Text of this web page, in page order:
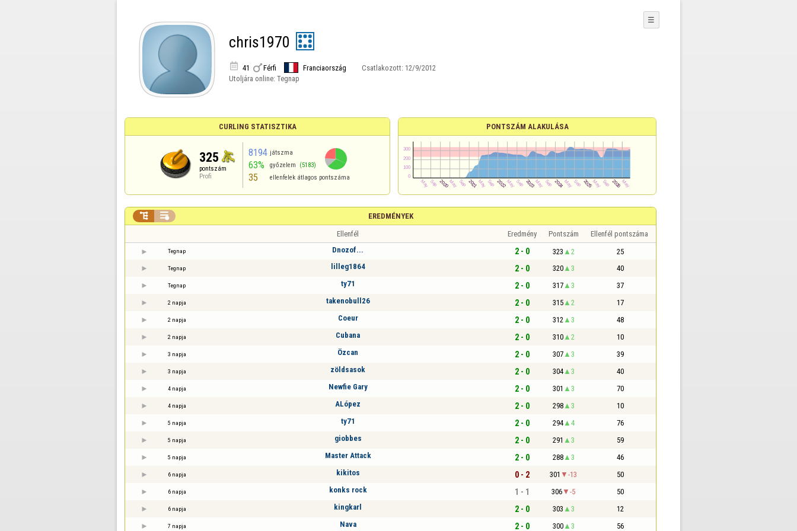
chris1970
 41 Férfi Franciaország Csatlakozott: 12/9/2012
Utoljára online: Tegnap
☰
CURLING STATISZTIKA
325
pontszám
Profi
8194 játszma
63% győzelem (5183)
35 ellenfelek átlagos pontszáma
PONTSZÁM ALAKULÁSA
EREDMÉNYEK
 
Ellenfél Eredmény Pontszám Ellenfél pontszáma
Tegnap Dnozof... 2 - 0 323 2 25
Tegnap lilleg1864 2 - 0 320 3 40
Tegnap ty71 2 - 0 317 3 37
2 napja takenobull26 2 - 0 315 2 17
2 napja Coeur 2 - 0 312 3 48
2 napja Cubana 2 - 0 310 2 10
3 napja Özcan 2 - 0 307 3 39
3 napja zöldsasok 2 - 0 304 3 40
4 napja Newfie Gary 2 - 0 301 3 70
4 napja ALópez 2 - 0 298 3 10
5 napja ty71 2 - 0 294 4 76
5 napja giobbes 2 - 0 291 3 59
5 napja Master Attack 2 - 0 288 3 46
6 napja kikitos 0 - 2 301 -13 50
6 napja konks rock 1 - 1 306 -5 50
6 napja kingkarl 2 - 0 303 3 12
7 napja Nava 2 - 0 300 3 56